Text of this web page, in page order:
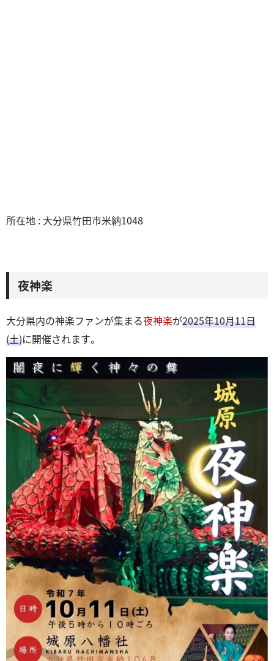
所在地 : 大分県竹田市米納1048
夜神楽
大分県内の神楽ファンが集まる夜神楽が2025年10月11日
(土)に開催されます。